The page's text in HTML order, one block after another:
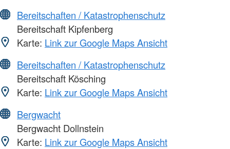
Bereitschaften / Katastrophenschutz
Bereitschaft Kipfenberg
Karte: Link zur Google Maps Ansicht
Bereitschaften / Katastrophenschutz
Bereitschaft Kösching
Karte: Link zur Google Maps Ansicht
Bergwacht
Bergwacht Dollnstein
Karte: Link zur Google Maps Ansicht